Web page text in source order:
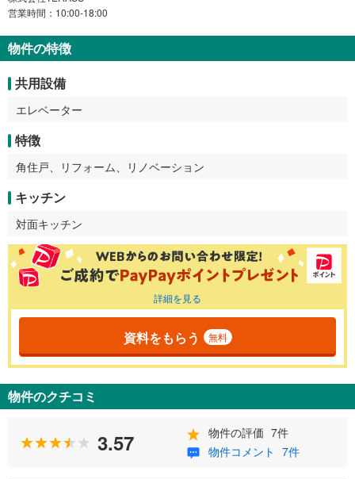
営業時間：10:00-18:00
物件の特徴
共用設備
エレベーター
特徴
角住戸、リフォーム、リノベーション
キッチン
対面キッチン
詳細を見る
資料をもらう 無料
物件のクチコミ
3.57 物件の評価 7件
物件コメント 7件